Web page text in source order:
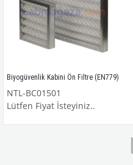
Biyogüvenlik Kabini Ön Filtre (EN779)
NTL-BC01501
Lütfen Fiyat İsteyiniz..